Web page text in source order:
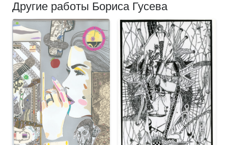
Другие работы Бориса Гусева